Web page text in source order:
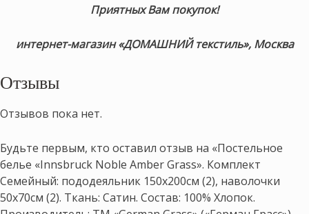
Приятных Вам покупок!
интернет-магазин «ДОМАШНИЙ текстиль», Москва
Отзывы
Отзывов пока нет.
Будьте первым, кто оставил отзыв на «Постельное
белье «Innsbruck Noble Amber Grass». Комплект
Семейный: пододеяльник 150х200см (2), наволочки
50х70см (2). Ткань: Сатин. Состав: 100% Хлопок.